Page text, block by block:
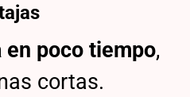
poco tiempo,
cortas.